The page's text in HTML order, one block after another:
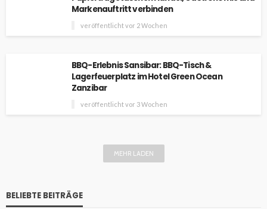
Markenauftritt verbinden
veröffentlicht vor 2 Wochen
BBQ-Erlebnis Sansibar: BBQ-Tisch &
Lagerfeuerplatz im Hotel Green Ocean
Zanzibar
veröffentlicht vor 3 Wochen
MEHR LADEN
BELIEBTE BEITRÄGE